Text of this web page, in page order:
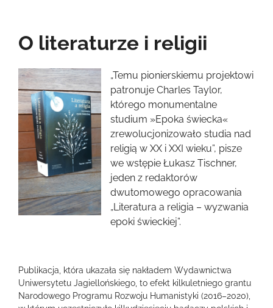
O literaturze i religii
Pokaż
większy
obrazek
„Temu pionierskiemu projektowi
patronuje Charles Taylor,
którego monumentalne
studium »Epoka świecka«
zrewolucjonizowało studia nad
religią w XX i XXI wieku”, pisze
we wstępie Łukasz Tischner,
jeden z redaktorów
dwutomowego opracowania
„Literatura a religia – wyzwania
epoki świeckiej”.
Publikacja, która ukazała się nakładem Wydawnictwa
Uniwersytetu Jagiellońskiego, to efekt kilkuletniego grantu
Narodowego Programu Rozwoju Humanistyki (2016–2020),